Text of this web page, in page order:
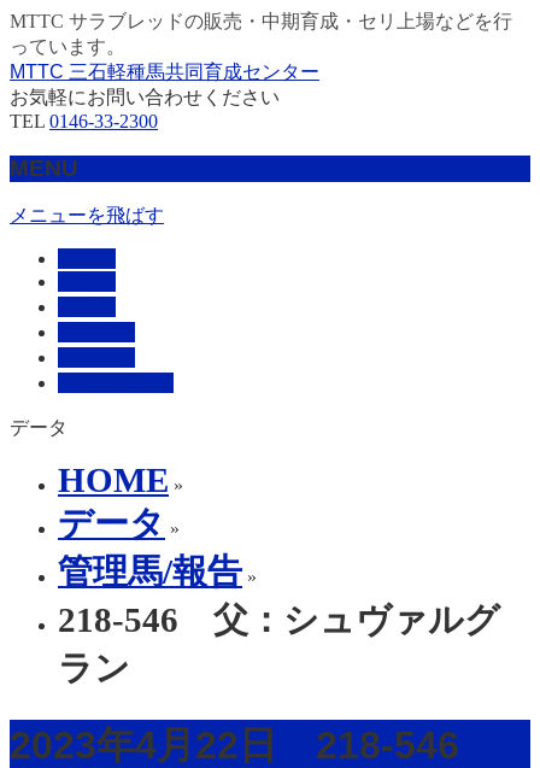
MTTC サラブレッドの販売・中期育成・セリ上場などを行
っています。
MTTC 三石軽種馬共同育成センター
お気軽にお問い合わせください
TEL 0146-33-2300
MENU
メニューを飛ばす
データ
HOME »
データ »
管理馬/報告 »
218-546 父：シュヴァルグ
ラン
2023年4月22日 218-546